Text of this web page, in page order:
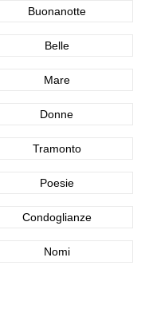
Buonanotte
Belle
Mare
Donne
Tramonto
Poesie
Condoglianze
Nomi